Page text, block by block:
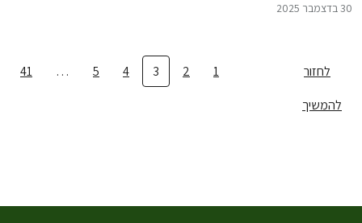
30 בדצמבר 2025
לחזור 1
2
3
4
5
…
41
להמשיך